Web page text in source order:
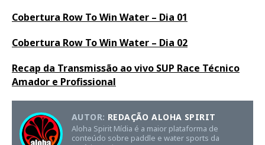
Cobertura Row To Win Water – Dia 01
Cobertura Row To Win Water – Dia 02
Recap da Transmissão ao vivo SUP Race Técnico
Amador e Profissional
AUTOR: REDAÇÃO ALOHA SPIRIT
Aloha Spirit Mídia é a maior plataforma de
conteúdo sobre paddle e water sports da